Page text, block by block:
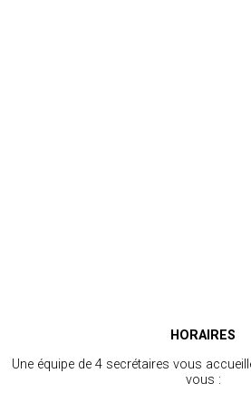
HORAIRES
Une équipe de 4 secrétaires vous
vous :